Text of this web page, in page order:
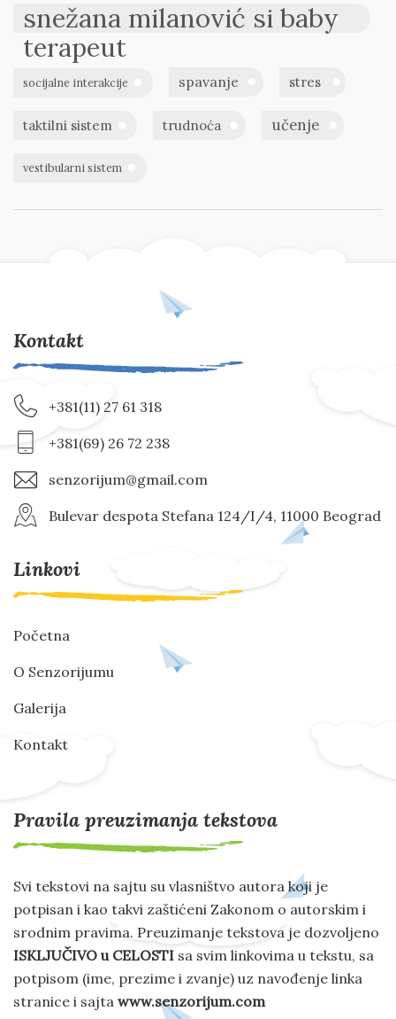
snežana milanović si baby
terapeut
socijalne interakcije spavanje stres
taktilni sistem trudnoća učenje
vestibularni sistem
Kontakt
+381(11) 27 61 318
+381(69) 26 72 238
senzorijum@gmail.com
Bulevar despota Stefana 124/I/4, 11000 Beograd
Linkovi
Početna
O Senzorijumu
Galerija
Kontakt
Pravila preuzimanja tekstova
Svi tekstovi na sajtu su vlasništvo autora koji je
potpisan i kao takvi zaštićeni Zakonom o autorskim i
srodnim pravima. Preuzimanje tekstova je dozvoljeno
ISKLJUČIVO u CELOSTI sa svim linkovima u tekstu, sa
potpisom (ime, prezime i zvanje) uz navođenje linka
stranice i sajta www.senzorijum.com